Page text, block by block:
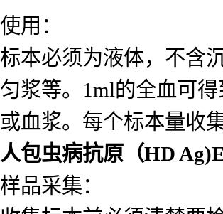
使用：
标本必须为液体，不含
匀浆等。1ml的全血可
或血浆。每个标本量收
人包虫病抗原（HD
样品采集：